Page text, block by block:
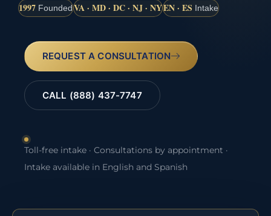
1997 FoundedVA · MD · DC · NJ · NYEN · ES Intake
REQUEST A CONSULTATION
CALL (888) 437-7747
Toll-free intake · Consultations by appointment ·
Intake available in English and Spanish